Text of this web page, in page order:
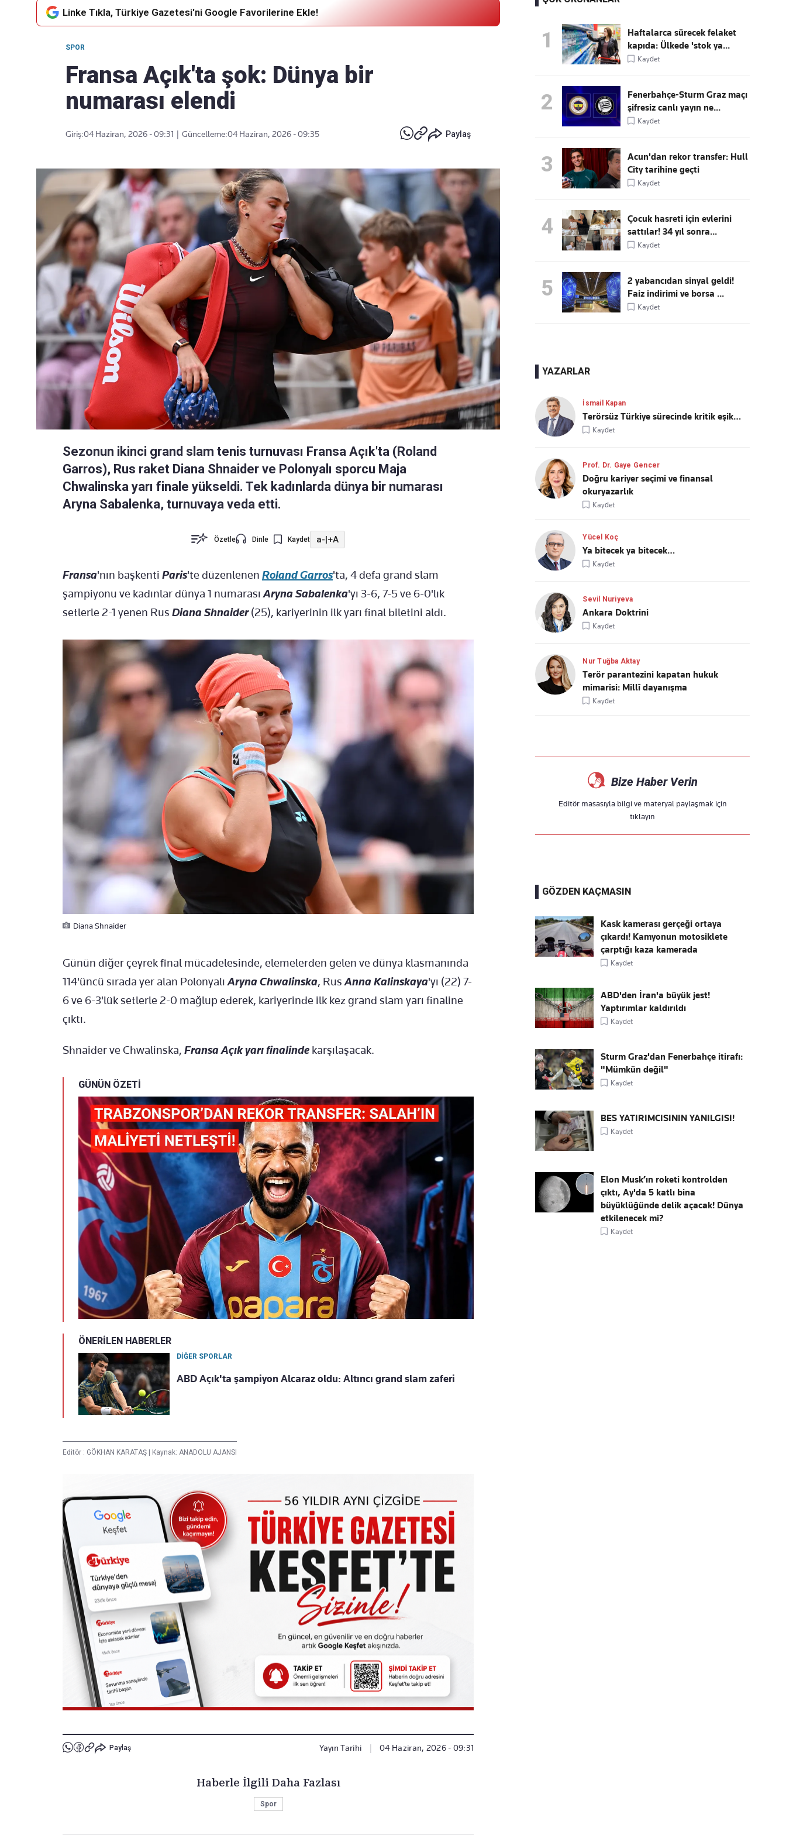
akışımıza ulaşın
göndermek için
Kaçırmayın
Ücretsiz üye olun, gündemi
Linke Tıkla, Türkiye Gazetesi'ni Google Favorilerine Ekle!
SPOR
Fransa Açık'ta şok: Dünya bir
numarası elendi
Giriş:04 Haziran, 2026 - 09:31 Güncelleme:04 Haziran, 2026 - 09:35 Paylaş
Sezonun ikinci grand slam tenis turnuvası Fransa Açık'ta (Roland
Garros), Rus raket Diana Shnaider ve Polonyalı sporcu Maja
Chwalinska yarı finale yükseldi. Tek kadınlarda dünya bir numarası
Aryna Sabalenka, turnuvaya veda etti.
Özetle Dinle Kaydet a-|+A
Fransa'nın başkenti Paris'te düzenlenen Roland Garros'ta, 4 defa grand slam
şampiyonu ve kadınlar dünya 1 numarasıAryna Sabalenka'yı 3-6, 7-5 ve 6-0'lık
setlerle 2-1 yenen Rus Diana Shnaider(25), kariyerinin ilk yarı final biletini aldı.
Diana Shnaider
Günün diğer çeyrek final mücadelesinde, elemelerden gelen ve dünya klasmanında
114'üncü sırada yer alan PolonyalıAryna Chwalinska, RusAnna Kalinskaya'yı (22) 7-
6 ve 6-3'lük setlerle 2-0 mağlup ederek, kariyerinde ilk kez grand slam yarı finaline
çıktı.
Shnaider ve Chwalinska, Fransa Açık yarı finalinde karşılaşacak.
GÜNÜN ÖZETİ
ÖNERİLEN HABERLER
DİĞER SPORLAR
ABD Açık'ta şampiyon Alcaraz oldu: Altıncı grand slam zaferi
Editör : GÖKHAN KARATAŞ Kaynak: ANADOLU AJANSI
Paylaş Yayın Tarihi 04 Haziran, 2026 - 09:31
Haberle İlgili Daha Fazlası
Spor
1
Haftalarca sürecek felaket
kapıda: Ülkede 'stok ya...
Kaydet
2
Fenerbahçe-Sturm Graz maçı
şifresiz canlı yayın ne...
Kaydet
3
Acun'dan rekor transfer: Hull
City tarihine geçti
Kaydet
4
Çocuk hasreti için evlerini
sattılar! 34 yıl sonra...
Kaydet
5
2 yabancıdan sinyal geldi!
Faiz indirimi ve borsa ...
Kaydet
YAZARLAR
İsmail Kapan
Terörsüz Türkiye sürecinde kritik eşik…
Kaydet
Prof. Dr. Gaye Gencer
Doğru kariyer seçimi ve finansal
okuryazarlık
Kaydet
Yücel Koç
Ya bitecek ya bitecek…
Kaydet
Sevil Nuriyeva
Ankara Doktrini
Kaydet
Nur Tuğba Aktay
Terör parantezini kapatan hukuk
mimarisi: Millî dayanışma
Kaydet
Bize Haber Verin
Editör masasıyla bilgi ve materyal paylaşmak için
tıklayın
GÖZDEN KAÇMASIN
Kask kamerası gerçeği ortaya
çıkardı! Kamyonun motosiklete
çarptığı kaza kamerada
Kaydet
ABD'den İran'a büyük jest!
Yaptırımlar kaldırıldı
Kaydet
Sturm Graz'dan Fenerbahçe itirafı:
"Mümkün değil"
Kaydet
BES YATIRIMCISININ YANILGISI!
Kaydet
Elon Musk’ın roketi kontrolden
çıktı, Ay'da 5 katlı bina
büyüklüğünde delik açacak! Dünya
etkilenecek mi?
Kaydet